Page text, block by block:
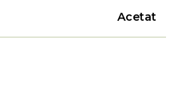
Acetat